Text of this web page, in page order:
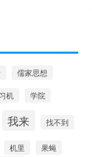
儒家思想
机 学院
我来 找不到
机里 果蝇